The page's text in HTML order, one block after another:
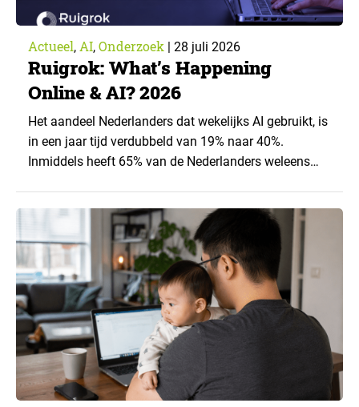
Actueel, AI, Onderzoek | 28 juli 2026
Ruigrok: What’s Happening
Online & AI? 2026
Het aandeel Nederlanders dat wekelijks AI gebruikt, is
in een jaar tijd verdubbeld van 19% naar 40%.
Inmiddels heeft 65% van de Nederlanders weleens
van What’s Happening Online & AI? 2026, het
jaarlijkse trendrapport van Ruigrok onderzoek &
advies over…